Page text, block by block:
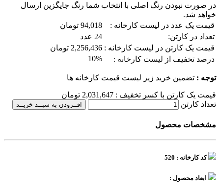
در صورت نبودن رنگ اصلی با انتخاب شما رنگ جایگزین ارسال
خواهد شد.
قیمت یک عدد در لیست کارخانه :
94,018 تومان
تعداد در کارتن:
24 عدد
قیمت یک کارتن در لیست کارخانه : 2,256,436 تومان
درصد تخفیف از لیست کارخانه :
10%
توجه : تضمین خرید زیر لیست قیمت کارخانه ها
قیمت یک کارتن با کسر تخفیف : 2,031,647 تومان
تعداد کارتن
افــزودن به سبــد خریــد
مشخصات محصول
کد کارخانه : 520
ابعاد محصول :